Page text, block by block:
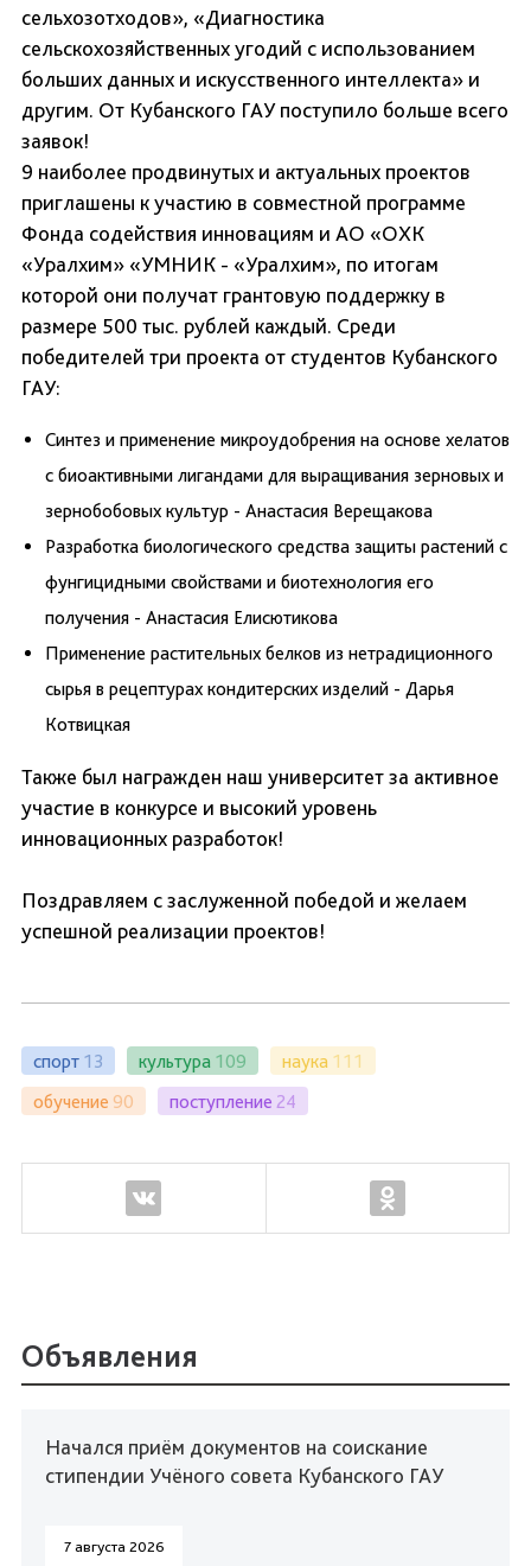
сельхозотходов», «Диагностика
сельскохозяйственных угодий с использованием
больших данных и искусственного интеллекта» и
другим. От Кубанского ГАУ поступило больше всего
заявок!
9 наиболее продвинутых и актуальных проектов
приглашены к участию в совместной программе
Фонда содействия инновациям и АО «ОХК
«Уралхим» «УМНИК - «Уралхим», по итогам
которой они получат грантовую поддержку в
размере 500 тыс. рублей каждый. Среди
победителей три проекта от студентов Кубанского
ГАУ:
Синтез и применение микроудобрения на основе хелатов
с биоактивными лигандами для выращивания зерновых и
зернобобовых культур - Анастасия Верещакова
Разработка биологического средства защиты растений с
фунгицидными свойствами и биотехнология его
получения - Анастасия Елисютикова
Применение растительных белков из нетрадиционного
сырья в рецептурах кондитерских изделий - Дарья
Котвицкая
Также был награжден наш университет за активное
участие в конкурсе и высокий уровень
инновационных разработок!
Поздравляем с заслуженной победой и желаем
успешной реализации проектов!
спорт 13 культура 109 наука 111
обучение 90 поступление 24
Объявления
Начался приём документов на соискание
стипендии Учёного совета Кубанского ГАУ
7 августа 2026